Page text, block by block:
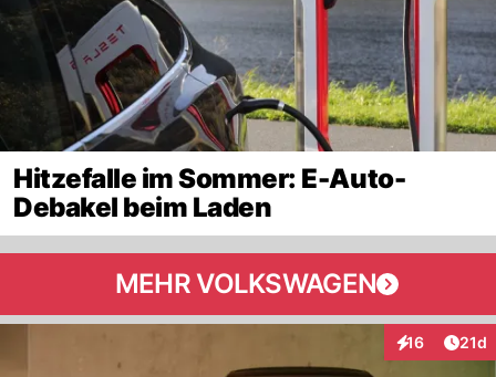
Hitzefalle im Sommer: E-Auto-
Debakel beim Laden
MEHR VOLKSWAGEN
16
Interaktionen
21d